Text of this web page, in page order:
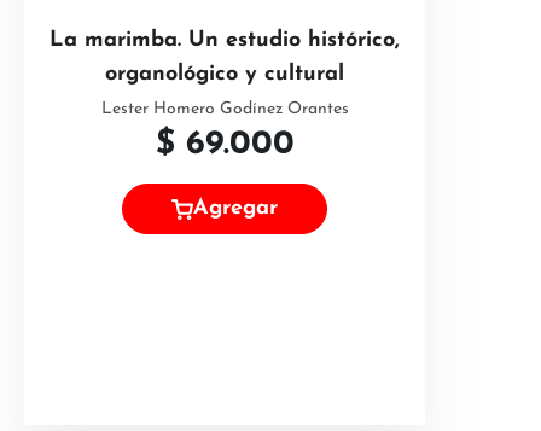
La marimba. Un estudio histórico,
organológico y cultural
Lester Homero Godínez Orantes
$ 69.000
Agregar